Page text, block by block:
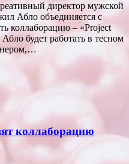
директор мужской
Абло объединяется с
коллаборацию – «Project
будет работать в тесном
коллаборацию